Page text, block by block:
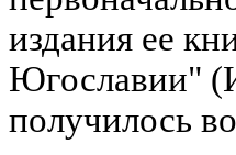
издания ее
Югославии"
получилось